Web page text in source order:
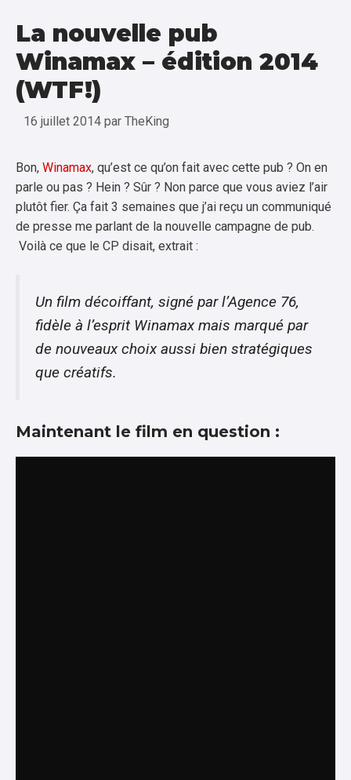
La nouvelle pub
Winamax – édition 2014
(WTF!)
16 juillet 2014 par TheKing
Bon, Winamax, qu’est ce qu’on fait avec cette pub ? On en
parle ou pas ? Hein ? Sûr ? Non parce que vous aviez l’air
plutôt fier. Ça fait 3 semaines que j’ai reçu un communiqué
de presse me parlant de la nouvelle campagne de pub.
Voilà ce que le CP disait, extrait :
Un film décoiffant, signé par l’Agence 76,
fidèle à l’esprit Winamaxmais marqué par
de nouveaux choix aussi bien stratégiques
que créatifs.
Maintenant le film en question :